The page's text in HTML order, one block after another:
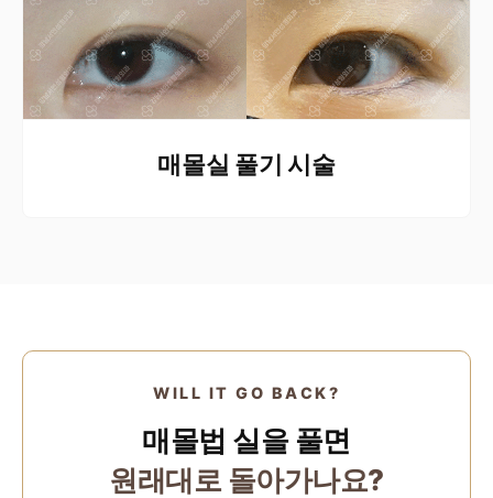
매몰실 풀기 시술
WILL IT GO BACK?
매몰법 실을 풀면
원래대로 돌아가나요?